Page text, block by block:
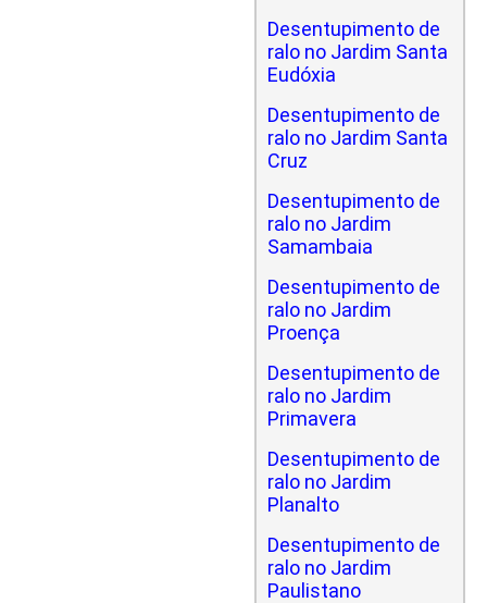
Desentupimento de
ralo no Jardim Santa
Eudóxia
Desentupimento de
ralo no Jardim Santa
Cruz
Desentupimento de
ralo no Jardim
Samambaia
Desentupimento de
ralo no Jardim
Proença
Desentupimento de
ralo no Jardim
Primavera
Desentupimento de
ralo no Jardim
Planalto
Desentupimento de
ralo no Jardim
Paulistano